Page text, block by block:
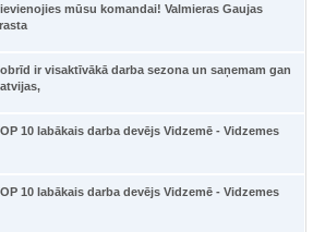
mūsu komandai! Valmieras Gaujas
ir visaktīvākā darba sezona un saņemam gan
10 labākais darba devējs Vidzemē - Vidzemes
10 labākais darba devējs Vidzemē - Vidzemes